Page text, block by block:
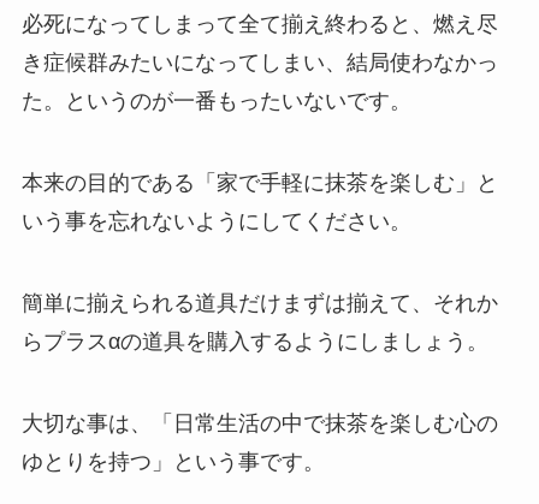
必死になってしまって全て揃え終わると、燃え尽
き症候群みたいになってしまい、結局使わなかっ
た。というのが一番もったいないです。
本来の目的である「家で手軽に抹茶を楽しむ」と
いう事を忘れないようにしてください。
簡単に揃えられる道具だけまずは揃えて、それか
らプラスαの道具を購入するようにしましょう。
大切な事は、「日常生活の中で抹茶を楽しむ心の
ゆとりを持つ」という事です。